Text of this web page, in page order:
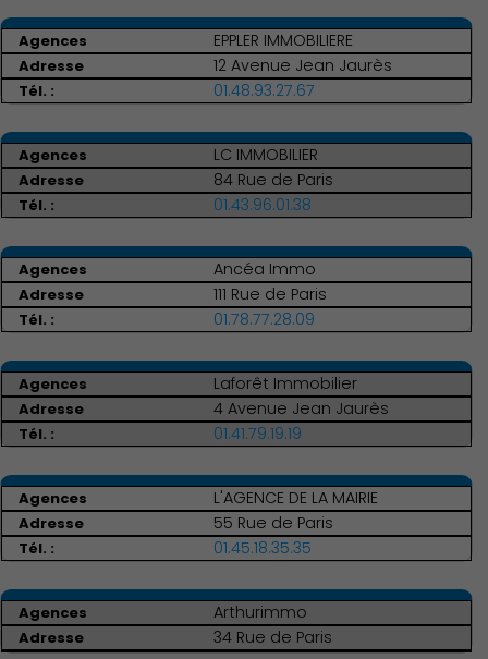
Environnement cadre de
vie
EPPLER IMMOBILIERE
12 Avenue Jean Jaurès
01.48.93.27.67
LC IMMOBILIER
84 Rue de Paris
01.43.96.01.38
Ancéa Immo
111 Rue de Paris
01.78.77.28.09
Laforêt Immobilier
4 Avenue Jean Jaurès
01.41.79.19.19
L'AGENCE DE LA MAIRIE
55 Rue de Paris
01.45.18.35.35
Arthurimmo
34 Rue de Paris